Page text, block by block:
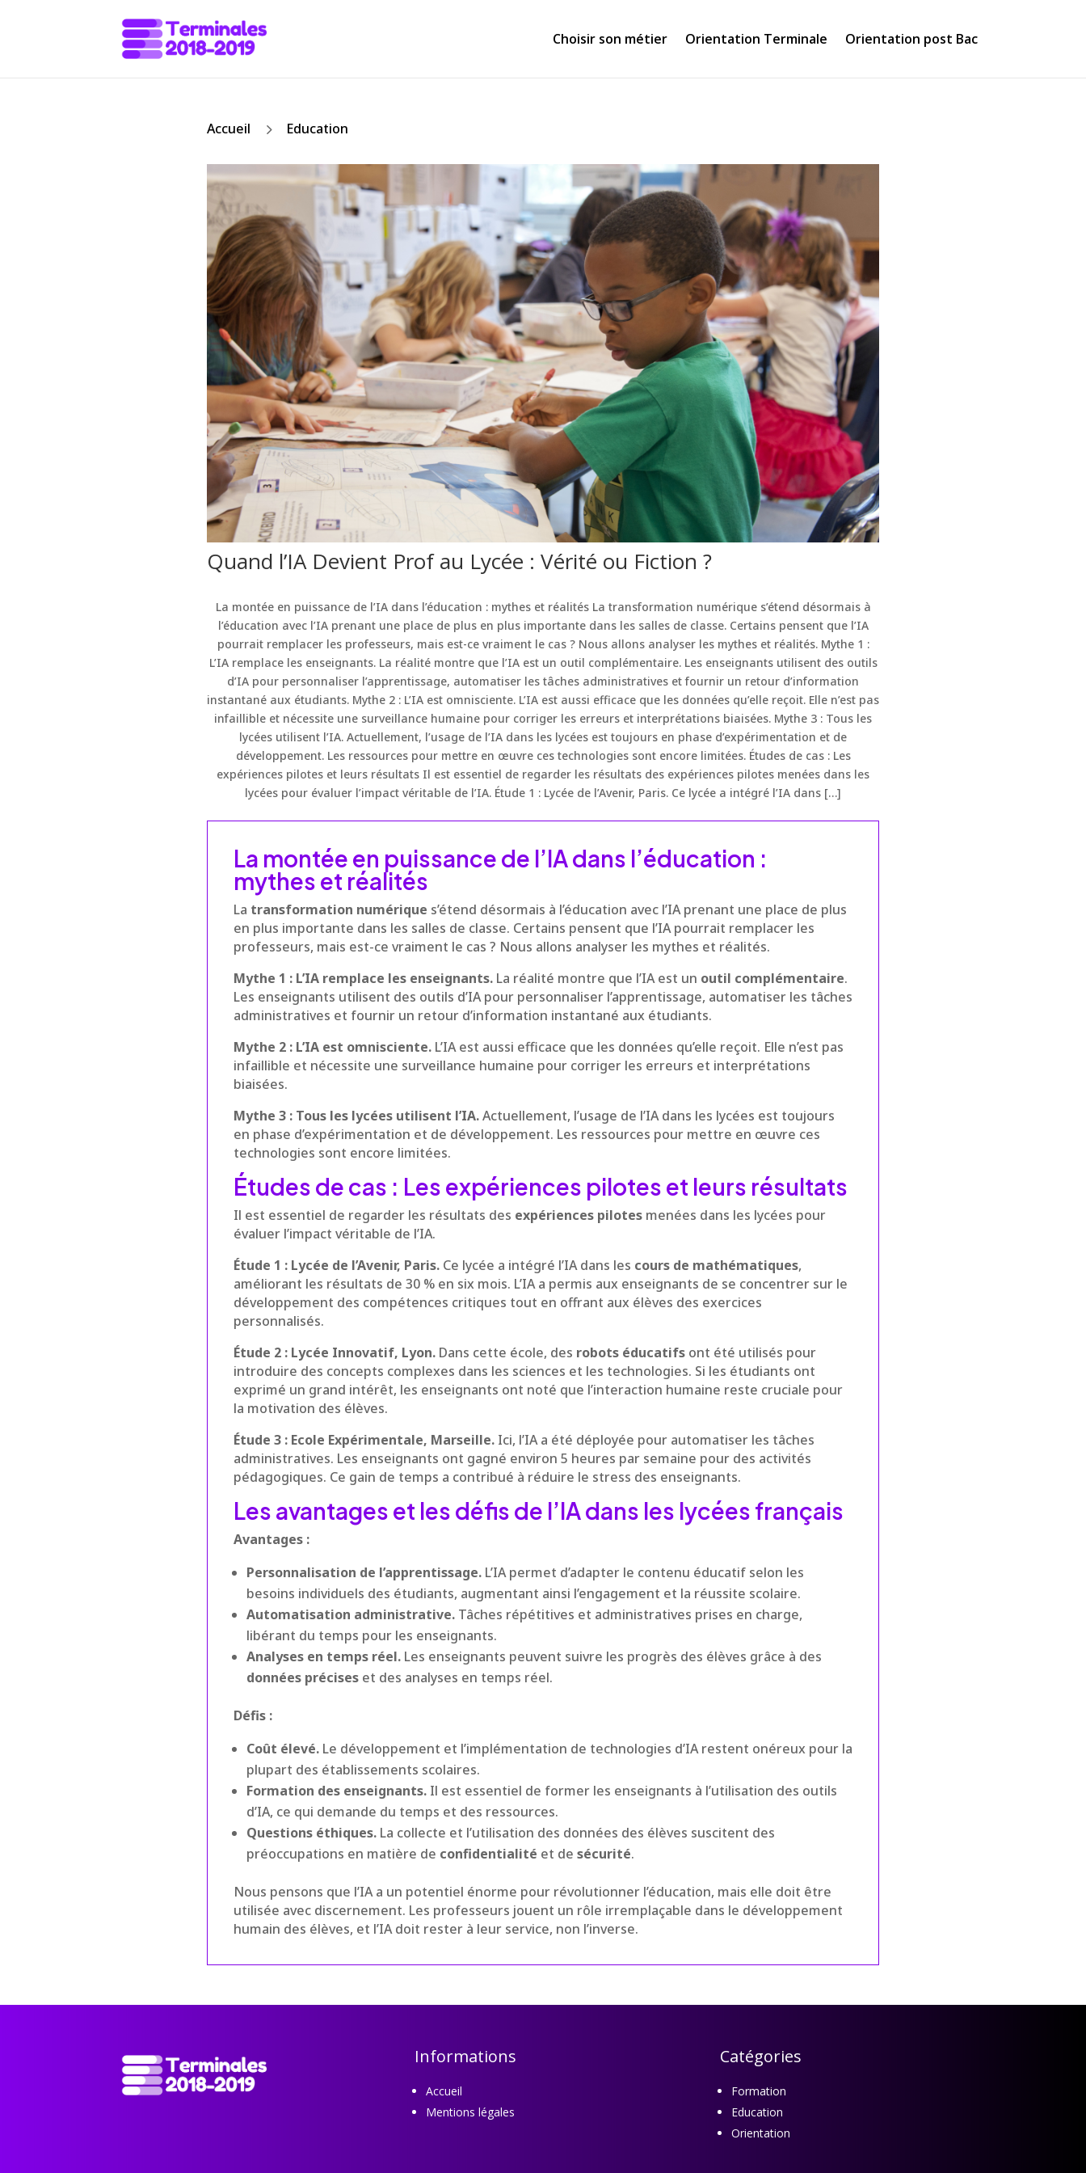
Choisir son métier Orientation Terminale Orientation post Bac
Accueil 5 Education
Quand l’IA Devient Prof au Lycée : Vérité ou Fiction ?
La montée en puissance de l’IA dans l’éducation : mythes et réalités La transformation numérique s’étend désormais à
l’éducation avec l’IA prenant une place de plus en plus importante dans les salles de classe. Certains pensent que l’IA
pourrait remplacer les professeurs, mais est-ce vraiment le cas ? Nous allons analyser les mythes et réalités. Mythe 1 :
L’IA remplace les enseignants. La réalité montre que l’IA est un outil complémentaire. Les enseignants utilisent des outils
d’IA pour personnaliser l’apprentissage, automatiser les tâches administratives et fournir un retour d’information
instantané aux étudiants. Mythe 2 : L’IA est omnisciente. L’IA est aussi efficace que les données qu’elle reçoit. Elle n’est pas
infaillible et nécessite une surveillance humaine pour corriger les erreurs et interprétations biaisées. Mythe 3 : Tous les
lycées utilisent l’IA. Actuellement, l’usage de l’IA dans les lycées est toujours en phase d’expérimentation et de
développement. Les ressources pour mettre en œuvre ces technologies sont encore limitées. Études de cas : Les
expériences pilotes et leurs résultats Il est essentiel de regarder les résultats des expériences pilotes menées dans les
lycées pour évaluer l’impact véritable de l’IA. Étude 1 : Lycée de l’Avenir, Paris. Ce lycée a intégré l’IA dans […]
La montée en puissance de l’IA dans l’éducation :
mythes et réalités
La transformation numérique s’étend désormais à l’éducation avec l’IA prenant une place de plus
en plus importante dans les salles de classe. Certains pensent que l’IA pourrait remplacer les
professeurs, mais est-ce vraiment le cas ? Nous allons analyser les mythes et réalités.
Mythe 1 : L’IA remplace les enseignants. La réalité montre que l’IA est un outil complémentaire.
Les enseignants utilisent des outils d’IA pour personnaliser l’apprentissage, automatiser les tâches
administratives et fournir un retour d’information instantané aux étudiants.
Mythe 2 : L’IA est omnisciente. L’IA est aussi efficace que les données qu’elle reçoit. Elle n’est pas
infaillible et nécessite une surveillance humaine pour corriger les erreurs et interprétations
biaisées.
Mythe 3 : Tous les lycées utilisent l’IA.Actuellement, l’usage de l’IA dans les lycées est toujours
en phase d’expérimentation et de développement. Les ressources pour mettre en œuvre ces
technologies sont encore limitées.
Études de cas : Les expériences pilotes et leurs résultats
Il est essentiel de regarder les résultats des expériences pilotes menées dans les lycées pour
évaluer l’impact véritable de l’IA.
Étude 1 : Lycée de l’Avenir, Paris. Ce lycée a intégré l’IA dans les cours de mathématiques,
améliorant les résultats de 30 % en six mois. L’IA a permis aux enseignants de se concentrer sur le
développement des compétences critiques tout en offrant aux élèves des exercices
personnalisés.
Étude 2 : Lycée Innovatif, Lyon. Dans cette école, des robots éducatifs ont été utilisés pour
introduire des concepts complexes dans les sciences et les technologies. Si les étudiants ont
exprimé un grand intérêt, les enseignants ont noté que l’interaction humaine reste cruciale pour
la motivation des élèves.
Étude 3 : Ecole Expérimentale, Marseille. Ici, l’IA a été déployée pour automatiser les tâches
administratives. Les enseignants ont gagné environ 5 heures par semaine pour des activités
pédagogiques. Ce gain de temps a contribué à réduire le stress des enseignants.
Les avantages et les défis de l’IA dans les lycées français
Avantages :
Personnalisation de l’apprentissage. L’IA permet d’adapter le contenu éducatif selon les
besoins individuels des étudiants, augmentant ainsi l’engagement et la réussite scolaire.
Automatisation administrative. Tâches répétitives et administratives prises en charge,
libérant du temps pour les enseignants.
Analyses en temps réel. Les enseignants peuvent suivre les progrès des élèves grâce à des
données précises et des analyses en temps réel.
Défis :
Coût élevé. Le développement et l’implémentation de technologies d’IA restent onéreux pour la
plupart des établissements scolaires.
Formation des enseignants. Il est essentiel de former les enseignants à l’utilisation des outils
d’IA, ce qui demande du temps et des ressources.
Questions éthiques. La collecte et l’utilisation des données des élèves suscitent des
préoccupations en matière de confidentialité et de sécurité.
Nous pensons que l’IA a un potentiel énorme pour révolutionner l’éducation, mais elle doit être
utilisée avec discernement. Les professeurs jouent un rôle irremplaçable dans le développement
humain des élèves, et l’IA doit rester à leur service, non l’inverse.
Informations
Accueil
Mentions légales
Catégories
Formation
Education
Orientation